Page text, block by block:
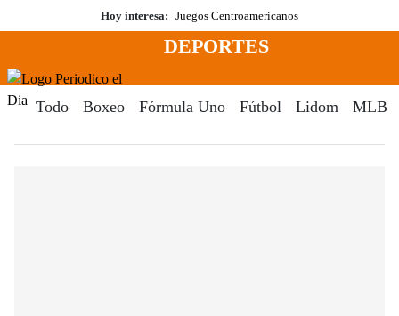
al
Hoy interesa: Juegos Centroamericanos
Menú
DEPORTES
Todo Boxeo Fórmula Uno Fútbol Lidom MLB